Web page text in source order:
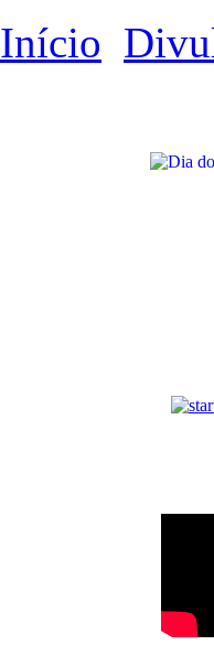
Início